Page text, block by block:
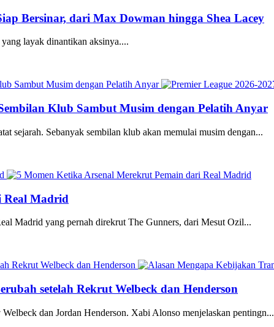
Bersinar, dari Max Dowman hingga Shea Lacey
layak dinantikan aksinya....
Klub Sambut Musim dengan Pelatih Anyar
sejarah. Sebanyak sembilan klub akan memulai musim dengan...
Real Madrid
Madrid yang pernah direkrut The Gunners, dari Mesut Ozil...
setelah Rekrut Welbeck dan Henderson
dan Jordan Henderson. Xabi Alonso menjelaskan pentingn...